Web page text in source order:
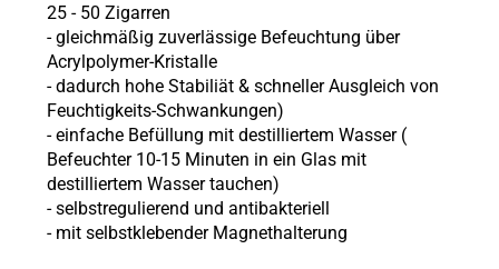
25 - 50 Zigarren
- gleichmäßig zuverlässige Befeuchtung über
Acrylpolymer-Kristalle
- dadurch hohe Stabiliät & schneller Ausgleich von
Feuchtigkeits-Schwankungen)
- einfache Befüllung mit destilliertem Wasser (
Befeuchter 10-15 Minuten in ein Glas mit
destilliertem Wasser tauchen)
- selbstregulierend und antibakteriell
- mit selbstklebender Magnethalterung